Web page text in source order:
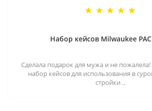
Набор кейсов Milwaukee
Сделала подарок для мужа и не
набор кейсов для использования в
стройки ..